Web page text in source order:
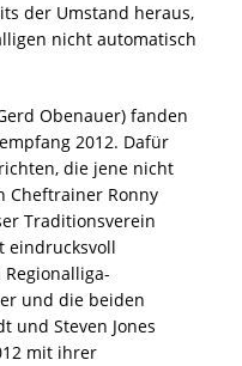
der Umstand heraus,
nicht automatisch
Obenauer) fanden
2012. Dafür
die jene nicht
Cheftrainer Ronny
Traditionsverein
eindrucksvoll
und die beiden
und Steven Jones
mit ihrer